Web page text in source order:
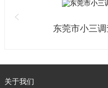
东莞市小三
关于我们